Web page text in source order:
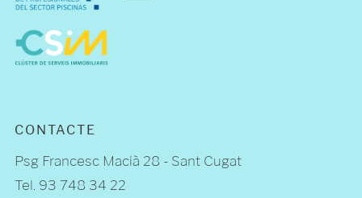
CONTACTE
Psg Francesc Macià 28 - Sant Cugat
Tel. 93 748 34 22